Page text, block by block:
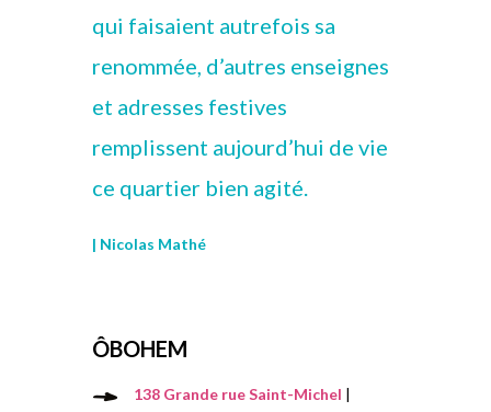
qui faisaient autrefois sa
renommée, d’autres enseignes
et adresses festives
remplissent aujourd’hui de vie
ce quartier bien agité.
| Nicolas Mathé
ÔBOHEM
138 Grande rue Saint-Michel |